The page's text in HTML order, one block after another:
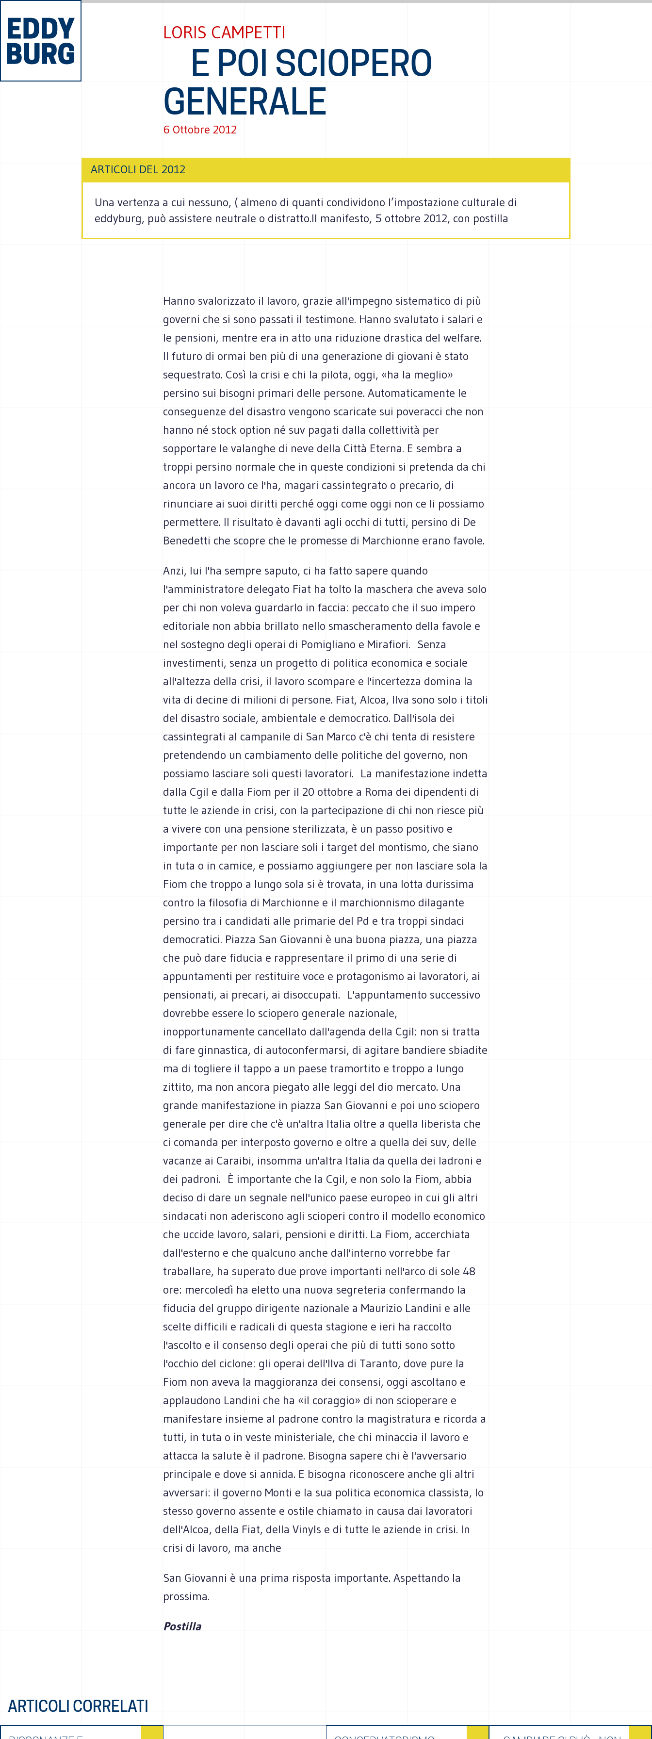
LORIS CAMPETTI
E POI SCIOPERO
GENERALE
6 Ottobre 2012
ARTICOLI DEL 2012
Una vertenza a cui nessuno, ( almeno di quanti condividono l’impostazione culturale di
eddyburg, può assistere neutrale o distratto.Il manifesto, 5 ottobre 2012, con postilla
Hanno svalorizzato il lavoro, grazie all'impegno sistematico di più
governi che si sono passati il testimone. Hanno svalutato i salari e
le pensioni, mentre era in atto una riduzione drastica del welfare.
Il futuro di ormai ben più di una generazione di giovani è stato
sequestrato. Così la crisi e chi la pilota, oggi, «ha la meglio»
persino sui bisogni primari delle persone. Automaticamente le
conseguenze del disastro vengono scaricate sui poveracci che non
hanno né stock option né suv pagati dalla collettività per
sopportare le valanghe di neve della Città Eterna. E sembra a
troppi persino normale che in queste condizioni si pretenda da chi
ancora un lavoro ce l'ha, magari cassintegrato o precario, di
rinunciare ai suoi diritti perché oggi come oggi non ce li possiamo
permettere. Il risultato è davanti agli occhi di tutti, persino di De
Benedetti che scopre che le promesse di Marchionne erano favole.
Anzi, lui l'ha sempre saputo, ci ha fatto sapere quando
l'amministratore delegato Fiat ha tolto la maschera che aveva solo
per chi non voleva guardarlo in faccia: peccato che il suo impero
editoriale non abbia brillato nello smascheramento della favole e
nel sostegno degli operai di Pomigliano e Mirafiori. Senza
investimenti, senza un progetto di politica economica e sociale
all'altezza della crisi, il lavoro scompare e l'incertezza domina la
vita di decine di milioni di persone. Fiat, Alcoa, Ilva sono solo i titoli
del disastro sociale, ambientale e democratico. Dall'isola dei
cassintegrati al campanile di San Marco c'è chi tenta di resistere
pretendendo un cambiamento delle politiche del governo, non
possiamo lasciare soli questi lavoratori. La manifestazione indetta
dalla Cgil e dalla Fiom per il 20 ottobre a Roma dei dipendenti di
tutte le aziende in crisi, con la partecipazione di chi non riesce più
a vivere con una pensione sterilizzata, è un passo positivo e
importante per non lasciare soli i target del montismo, che siano
in tuta o in camice, e possiamo aggiungere per non lasciare sola la
Fiom che troppo a lungo sola si è trovata, in una lotta durissima
contro la filosofia di Marchionne e il marchionnismo dilagante
persino tra i candidati alle primarie del Pd e tra troppi sindaci
democratici. Piazza San Giovanni è una buona piazza, una piazza
che può dare fiducia e rappresentare il primo di una serie di
appuntamenti per restituire voce e protagonismo ai lavoratori, ai
pensionati, ai precari, ai disoccupati. L'appuntamento successivo
dovrebbe essere lo sciopero generale nazionale,
inopportunamente cancellato dall'agenda della Cgil: non si tratta
di fare ginnastica, di autoconfermarsi, di agitare bandiere sbiadite
ma di togliere il tappo a un paese tramortito e troppo a lungo
zittito, ma non ancora piegato alle leggi del dio mercato. Una
grande manifestazione in piazza San Giovanni e poi uno sciopero
generale per dire che c'è un'altra Italia oltre a quella liberista che
ci comanda per interposto governo e oltre a quella dei suv, delle
vacanze ai Caraibi, insomma un'altra Italia da quella dei ladroni e
dei padroni. È importante che la Cgil, e non solo la Fiom, abbia
deciso di dare un segnale nell'unico paese europeo in cui gli altri
sindacati non aderiscono agli scioperi contro il modello economico
che uccide lavoro, salari, pensioni e diritti. La Fiom, accerchiata
dall'esterno e che qualcuno anche dall'interno vorrebbe far
traballare, ha superato due prove importanti nell'arco di sole 48
ore: mercoledì ha eletto una nuova segreteria confermando la
fiducia del gruppo dirigente nazionale a Maurizio Landini e alle
scelte difficili e radicali di questa stagione e ieri ha raccolto
l'ascolto e il consenso degli operai che più di tutti sono sotto
l'occhio del ciclone: gli operai dell'Ilva di Taranto, dove pure la
Fiom non aveva la maggioranza dei consensi, oggi ascoltano e
applaudono Landini che ha «il coraggio» di non scioperare e
manifestare insieme al padrone contro la magistratura e ricorda a
tutti, in tuta o in veste ministeriale, che chi minaccia il lavoro e
attacca la salute è il padrone. Bisogna sapere chi è l'avversario
principale e dove si annida. E bisogna riconoscere anche gli altri
avversari: il governo Monti e la sua politica economica classista, lo
stesso governo assente e ostile chiamato in causa dai lavoratori
dell'Alcoa, della Fiat, della Vinyls e di tutte le aziende in crisi. In
crisi di lavoro, ma anche
San Giovanni è una prima risposta importante. Aspettando la
prossima.
Postilla
ARTICOLI CORRELATI